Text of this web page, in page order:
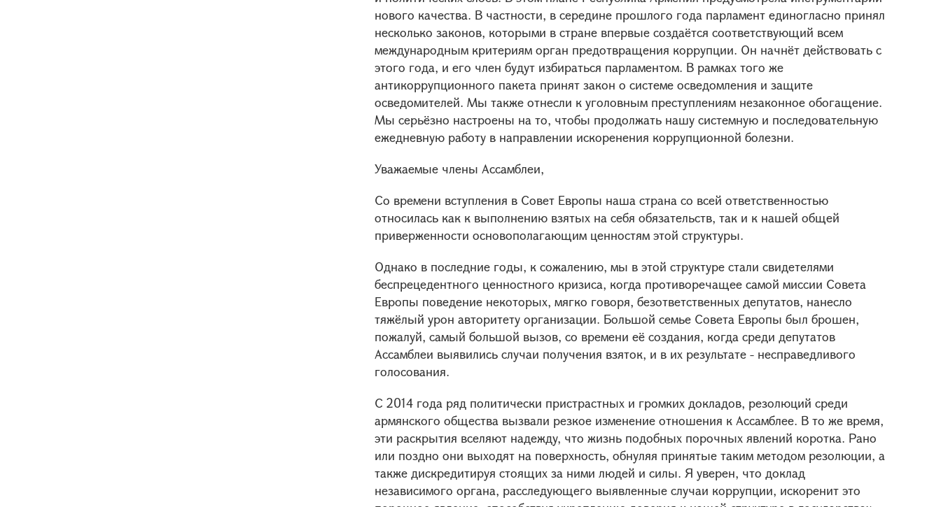
нового качества. В частности, в середине прошлого года парламент единогласно принял
несколько законов, которыми в стране впервые создаётся соответствующий всем
международным критериям орган предотвращения коррупции. Он начнёт действовать с
этого года, и его член будут избираться парламентом. В рамках того же
антикоррупционного пакета принят закон о системе осведомления и защите
осведомителей. Мы также отнесли к уголовным преступлениям незаконное обогащение.
Мы серьёзно настроены на то, чтобы продолжать нашу системную и последовательную
ежедневную работу в направлении искоренения коррупционной болезни.
Уважаемые члены Ассамблеи,
Со времени вступления в Совет Европы наша страна со всей ответственностью
относилась как к выполнению взятых на себя обязательств, так и к нашей общей
приверженности основополагающим ценностям этой структуры.
Однако в последние годы, к сожалению, мы в этой структуре стали свидетелями
беспрецедентного ценностного кризиса, когда противоречащее самой миссии Совета
Европы поведение некоторых, мягко говоря, безответственных депутатов, нанесло
тяжёлый урон авторитету организации. Большой семье Совета Европы был брошен,
пожалуй, самый большой вызов, со времени её создания, когда среди депутатов
Ассамблеи выявились случаи получения взяток, и в их результате - несправедливого
голосования.
С 2014 года ряд политически пристрастных и громких докладов, резолюций среди
армянского общества вызвали резкое изменение отношения к Ассамблее. В то же время,
эти раскрытия вселяют надежду, что жизнь подобных порочных явлений коротка. Рано
или поздно они выходят на поверхность, обнуляя принятые таким методом резолюции, а
также дискредитируя стоящих за ними людей и силы. Я уверен, что доклад
независимого органа, расследующего выявленные случаи коррупции, искоренит это